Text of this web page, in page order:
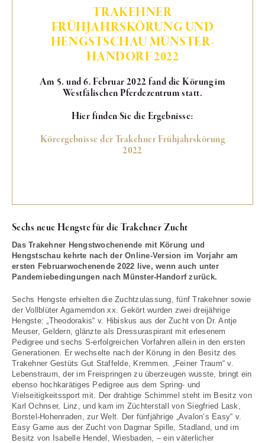
TRAKEHNER
FRÜHJAHRSKÖRUNG UND
HENGSTSCHAU MÜNSTER-
HANDORF 2022
Am 5. und 6. Februar 2022 fand die Körung im
Westfälischen Pferdezentrum statt.
Hier finden Sie die Ergebnisse:
Körergebnisse der Trakehner Frühjahrskörung
2022
Sechs neue Hengste für die Trakehner Zucht
Das Trakehner Hengstwochenende mit Körung und
Hengstschau kehrte nach der Online-Version im Vorjahr am
ersten Februarwochenende 2022 live, wenn auch unter
Pandemiebedingungen nach Münster-Handorf zurück.
Sechs Hengste erhielten die Zuchtzulassung, fünf Trakehner sowie
der Vollblüter Agamemdon xx. Gekört wurden zwei dreijährige
Hengste: „Theodorakis“ v. Hibiskus aus der Zucht von Dr. Antje
Meuser, Geldern, glänzte als Dressuraspirant mit erlesenem
Pedigree und sechs S-erfolgreichen Vorfahren allein in den ersten
Generationen. Er wechselte nach der Körung in den Besitz des
Trakehner Gestüts Gut Staffelde, Kremmen. „Feiner Traum“ v.
Lebenstraum, der im Freispringen zu überzeugen wusste, bringt ein
ebenso hochkarätiges Pedigree aus dem Spring- und
Vielseitigkeitssport mit. Der drahtige Schimmel steht im Besitz von
Karl Ochnser, Linz, und kam im Züchterstall von Siegfried Lask,
Borstel-Hohenraden, zur Welt. Der fünfjährige „Avalon‘s Easy“ v.
Easy Game aus der Zucht von Dagmar Spille, Stadland, und im
Besitz von Isabelle Hendel, Wiesbaden, – ein väterlicher